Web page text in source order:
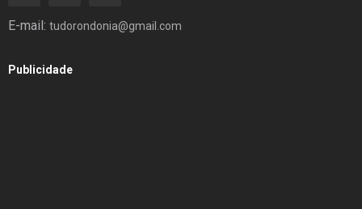
E-mail: tudorondonia@gmail.com
Publicidade